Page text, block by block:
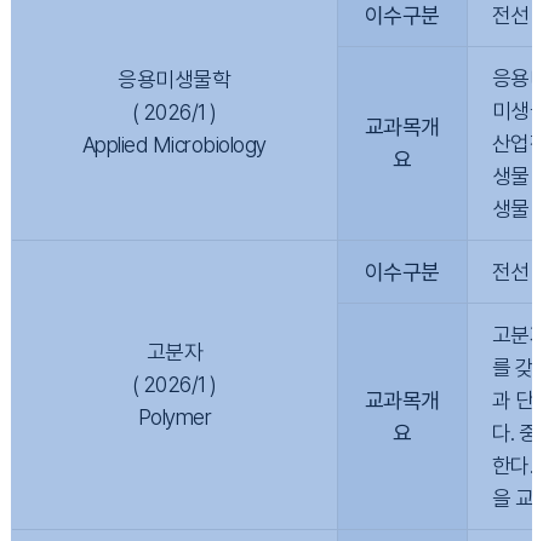
응용미생물학
( 2026/1 )
Applied Microbiology
이수구분 전선
교과목개
요
응용
미생
산업
생물
생물
고분자
( 2026/1 )
Polymer
이수구분 전선
교과목개
요
고분
를 갖
과 단
다.
한다.
을 교